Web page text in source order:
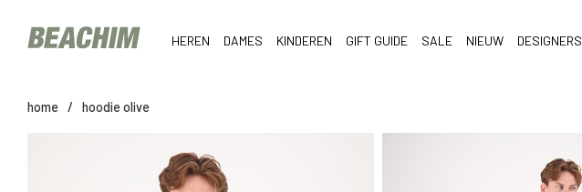
HEREN DAMES KINDEREN GIFT GUIDE SALE NIEUW DESIGNERS
home / hoodie olive